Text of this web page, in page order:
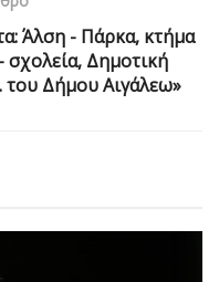
Άλση - Πάρκα, κτήμα
Δημοτική
Δήμου Αιγάλεω»